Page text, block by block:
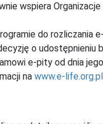
wspiera
do rozliczania
o udostępnieniu
e-pity od dnia
na www.e-life.org.pl